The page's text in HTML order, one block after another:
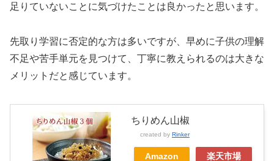
足りていないことに気づけたことは良かったと思います。
先取り学習に否定的な方は多いですが、早めに子供の理解
不足や苦手単元を見つけて、丁寧に教えられるのは大きな
メリットだと感じています。
ちりめん山椒
created by Rinker
Amazon 楽天市場